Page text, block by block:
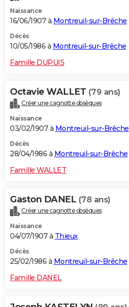
Naissance
16/06/1907 à Montreuil-sur-Brêche
Décès
10/05/1986 à Montreuil-sur-Brêche
Famille DUPUIS
Octavie WALLET (79 ans)
Créer une cagnotte obsèques
Naissance
03/02/1907 à Montreuil-sur-Brêche
Décès
28/04/1986 à Montreuil-sur-Brêche
Famille WALLET
Gaston DANEL (78 ans)
Créer une cagnotte obsèques
Naissance
04/07/1907 à Thieux
Décès
25/02/1986 à Montreuil-sur-Brêche
Famille DANEL